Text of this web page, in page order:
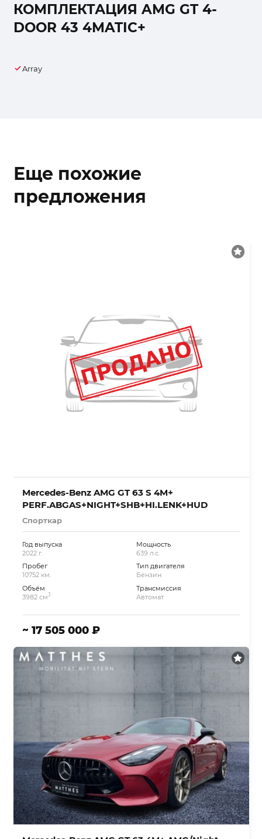
КОМПЛЕКТАЦИЯ AMG GT 4-
DOOR 43 4MATIC+
Array
Еще похожие
предложения
Mercedes-Benz AMG GT 63 S 4M+
PERF.ABGAS+NIGHT+SHB+HI.LENK+HUD
Спорткар
Год выпуска
2022 г.
Пробег
10752 км.
Объём
3982 см3
Мощность
639 л.с.
Тип двигателя
Бензин
Трансмиссия
Автомат
~ 17 505 000 ₽